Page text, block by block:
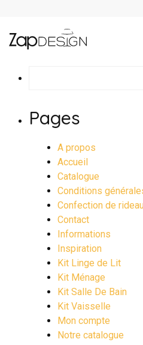
Pages
A propos
Accueil
Catalogue
Conditions
Confection de
Contact
Informations
Inspiration
Kit Linge de Lit
Kit Ménage
Kit Salle De Bain
Kit Vaisselle
Mon compte
Notre catalogue